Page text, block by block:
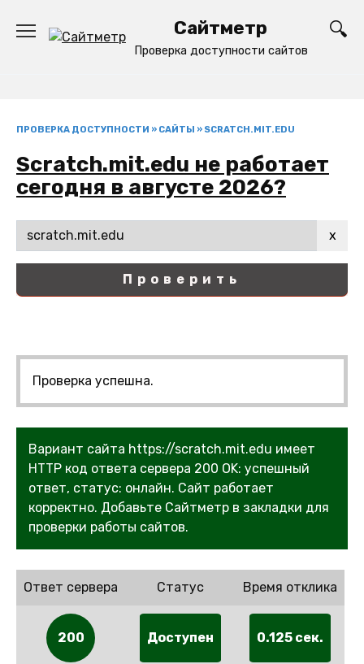
содержанию
Сайтметр
Проверка доступности сайтов
ПРОВЕРКА ДОСТУПНОСТИ » САЙТЫ » SCRATCH.MIT.EDU
Scratch.mit.edu не работает
сегодня в августе 2026?
x
Проверить
Проверка успешна.
Вариант сайта https://scratch.mit.edu имеет
HTTP код ответа сервера 200 OK: успешный
ответ, статус: онлайн. Сайт работает
корректно. Добавьте Сайтметр в закладки для
проверки работы сайтов.
Ответ сервера
200
Статус
Доступен
Время отклика
0.125 сек.